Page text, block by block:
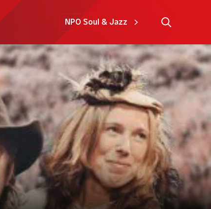
NPO Soul & Jazz